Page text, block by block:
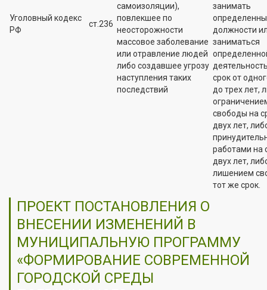
Уголовный кодекс
РФ
ст.236
самоизоляции),
повлекшее по
неосторожности
массовое заболевание
или отравление людей
либо создавшее угрозу
наступления таких
последствий
занимать
должности
заниматься
срок от
до трех лет,
свободы на
двух лет,
работами на
двух лет,
лишением
тот же срок.
ПРОЕКТ ПОСТАНОВЛЕНИЯ О
ВНЕСЕНИИ ИЗМЕНЕНИЙ В
МУНИЦИПАЛЬНУЮ ПРОГРАММУ
«ФОРМИРОВАНИЕ СОВРЕМЕННОЙ
ГОРОДСКОЙ СРЕДЫ